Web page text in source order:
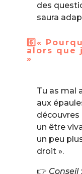
des
saura
6️⃣«
alors que
»
Tu as mal
aux
découvres
un être
un peu
droit ».
👉 Conseil